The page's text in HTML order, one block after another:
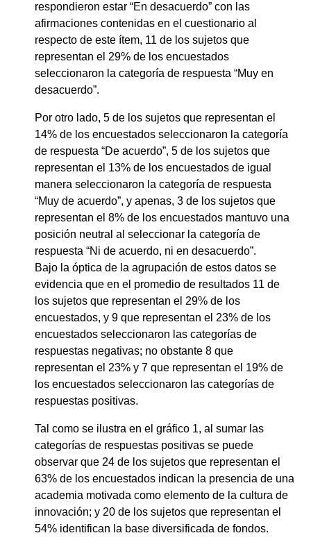
respondieron estar “En desacuerdo” con las
afirmaciones contenidas en el cuestionario al
respecto de este ítem, 11 de los sujetos que
representan el 29% de los encuestados
seleccionaron la categoría de respuesta “Muy en
desacuerdo”.
Por otro lado, 5 de los sujetos que representan el
14% de los encuestados seleccionaron la categoría
de respuesta “De acuerdo”, 5 de los sujetos que
representan el 13% de los encuestados de igual
manera seleccionaron la categoría de respuesta
“Muy de acuerdo”, y apenas, 3 de los sujetos que
representan el 8% de los encuestados mantuvo una
posición neutral al seleccionar la categoría de
respuesta “Ni de acuerdo, ni en desacuerdo”.
Bajo la óptica de la agrupación de estos datos se
evidencia que en el promedio de resultados 11 de
los sujetos que representan el 29% de los
encuestados, y 9 que representan el 23% de los
encuestados seleccionaron las categorías de
respuestas negativas; no obstante 8 que
representan el 23% y 7 que representan el 19% de
los encuestados seleccionaron las categorías de
respuestas positivas.
Tal como se ilustra en el gráfico 1, al sumar las
categorías de respuestas positivas se puede
observar que 24 de los sujetos que representan el
63% de los encuestados indican la presencia de una
academia motivada como elemento de la cultura de
innovación; y 20 de los sujetos que representan el
54% identifican la base diversificada de fondos.